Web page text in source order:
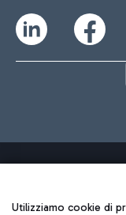
Utilizziamo cookie di